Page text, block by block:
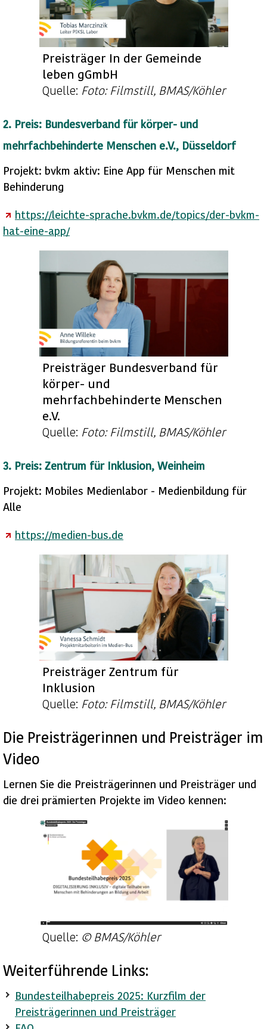
Preisträger In der Gemeinde
leben gGmbH
Quelle: Foto: Filmstill, BMAS/Köhler
2. Preis: Bundesverband für körper- und
mehrfachbehinderte Menschen e.V., Düsseldorf
Projekt: bvkm aktiv: Eine App für Menschen mit
Behinderung
https://leichte-sprache.bvkm.de/topics/der-bvkm-
hat-eine-app/
Preisträger Bundesverband für
körper- und
mehrfachbehinderte Menschen
e.V.
Quelle: Foto: Filmstill, BMAS/Köhler
3. Preis: Zentrum für Inklusion, Weinheim
Projekt: Mobiles Medienlabor - Medienbildung für
Alle
https://medien-bus.de
Preisträger Zentrum für
Inklusion
Quelle: Foto: Filmstill, BMAS/Köhler
Die Preisträgerinnen und Preisträger im
Video
Lernen Sie die Preisträgerinnen und Preisträger und
die drei prämierten Projekte im Video kennen:
Quelle: © BMAS/Köhler
Weiterführende Links:
Bundesteilhabepreis 2025: Kurzfilm der
Preisträgerinnen und Preisträger